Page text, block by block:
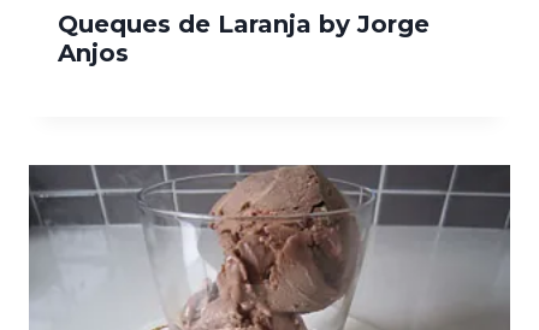
Queques de Laranja by Jorge
Anjos